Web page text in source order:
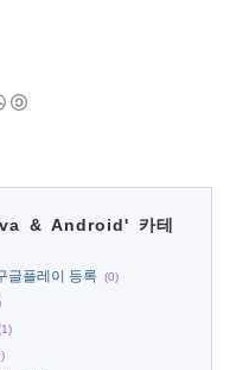
& Android' 카테
글플레이 등록 (0)